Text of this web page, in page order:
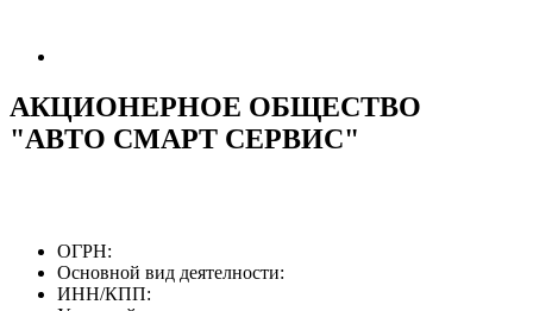
АКЦИОНЕРНОЕ ОБЩЕСТВО
"АВТО СМАРТ СЕРВИС"
ОГРН:
Основной вид деятелности:
ИНН/КПП: